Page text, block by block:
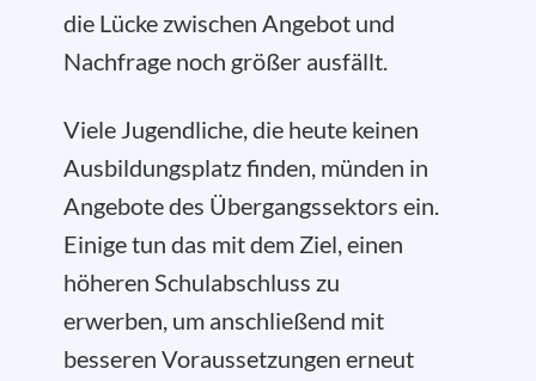
die Lücke zwischen Angebot und
Nachfrage noch größer ausfällt.
Viele Jugendliche, die heute keinen
Ausbildungsplatz finden, münden in
Angebote des Übergangssektors ein.
Einige tun das mit dem Ziel, einen
höheren Schulabschluss zu
erwerben, um anschließend mit
besseren Voraussetzungen erneut